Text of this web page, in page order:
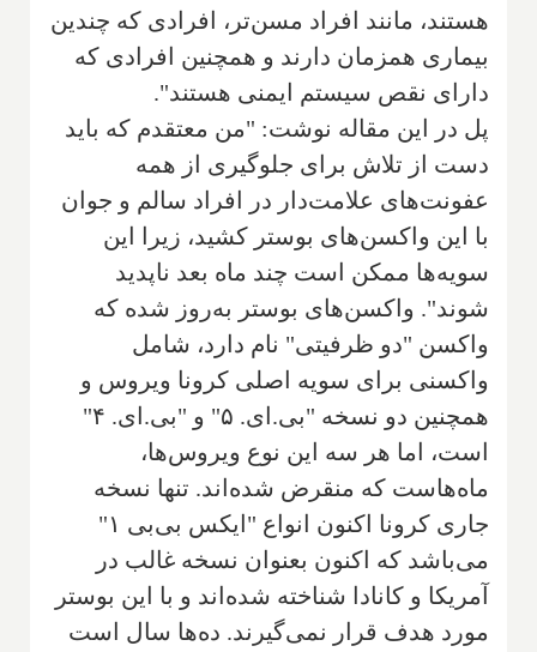
هستند، مانند افراد مسن‌تر، افرادی که چندین
بیماری همزمان دارند و همچنین افرادی که
دارای نقص سیستم ایمنی هستند".‌
پل ‌در این مقاله نوشت: "‌من معتقدم که باید
‌دست از تلاش برای جلوگیری از همه
عفونت‌های علامت‌دار در افراد سالم و جوان
‌با ‌این ‌واکسن‌های بوستر کشید، زیرا این‌
سویه‌ها‌ ممکن است چند ماه بعد ناپدید
‌شوند".‌ واکسن‌های بوستر به‌روز شده که
‌واکسن "دو ظرفیتی" نام دارد، شامل
واکسنی برای سویه اصلی کرونا ویروس و
همچنین دو نسخه "بی.ای. ۵" و "بی.ای. ۴"
است، اما هر سه این نوع ویروس‌ها،
ماه‌هاست که منقرض شده‌اند. تنها نسخه
جاری کرونا اکنون انواع "ایکس بی‌بی ۱"
می‌باشد که اکنون بعنوان نسخه غالب در
آمریکا و کانادا شناخته شده‌اند و با این بوستر
مورد هدف قرار نمی‌گیرند. ده‌ها سال است